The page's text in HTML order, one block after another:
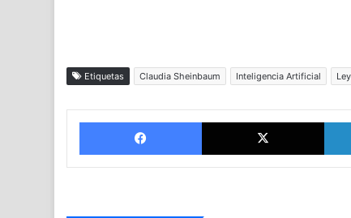
Etiquetas Claudia Sheinbaum Inteligencia Artificial
Facebook X